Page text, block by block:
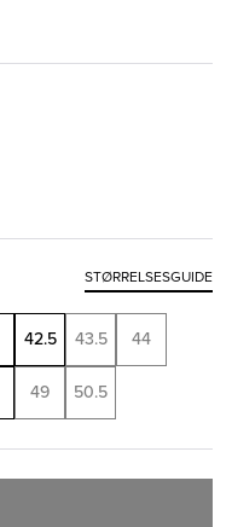
STØRRELSESGUIDE
42.5 43.5 44
49 50.5